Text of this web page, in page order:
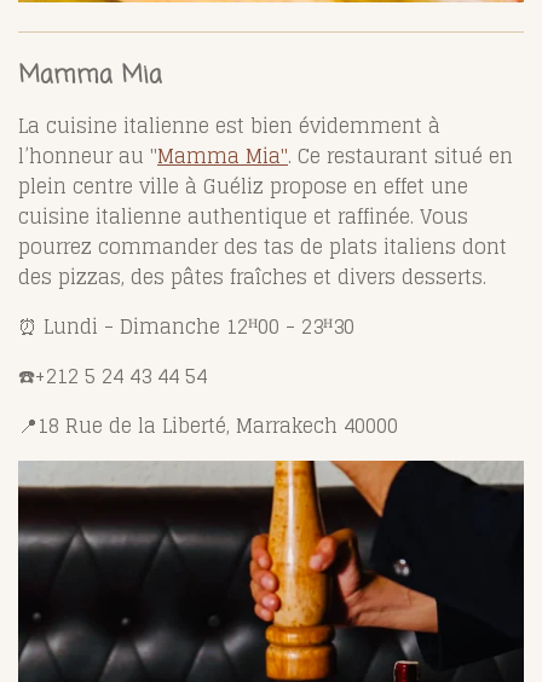
Mamma Mia
La cuisine italienne est bien évidemment à
l’honneur au "Mamma Mia". Ce restaurant situé en
plein centre ville à Guéliz propose en effet une
cuisine italienne authentique et raffinée. Vous
pourrez commander des tas de plats italiens dont
des pizzas, des pâtes fraîches et divers desserts.
⏰ Lundi - Dimanche 12ᴴ00 - 23ᴴ30
☎️+212 5 24 43 44 54
📍18 Rue de la Liberté, Marrakech 40000